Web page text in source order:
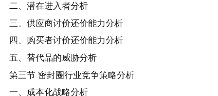
二、潜在进入者分析
三、供应商讨价还价能力分析
四、购买者讨价还价能力分析
五、替代品的威胁分析
第三节 密封圈行业竞争策略分析
一、成本化战略分析